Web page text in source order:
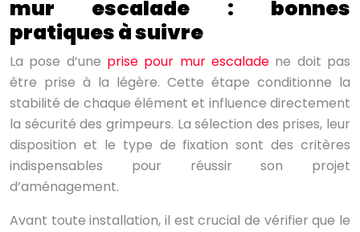
mur escalade : bonnes
pratiques à suivre
La pose d’une prise pour mur escalade ne doit pas
être prise à la légère. Cette étape conditionne la
stabilité de chaque élément et influence directement
la sécurité des grimpeurs. La sélection des prises, leur
disposition et le type de fixation sont des critères
indispensables pour réussir son projet
d’aménagement.
Avant toute installation, il est crucial de vérifier que le